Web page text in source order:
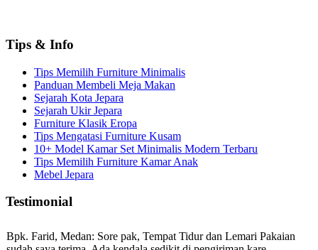
Tips & Info
Tips Memilih Furniture Minimalis
Panduan Membeli Meja Makan
Sejarah Kota Jepara
Sejarah Ukir Jepara
Furniture Klasik Eropa
Tips Mengatasi Furniture Kusam
10+ Model Kamar Set Minimalis Modern Terbaru
Tips Memilih Furniture Kamar Anak
Mebel Jepara
Testimonial
Bpk. Farid, Medan: Sore pak, Tempat Tidur dan Lemari Pakaian